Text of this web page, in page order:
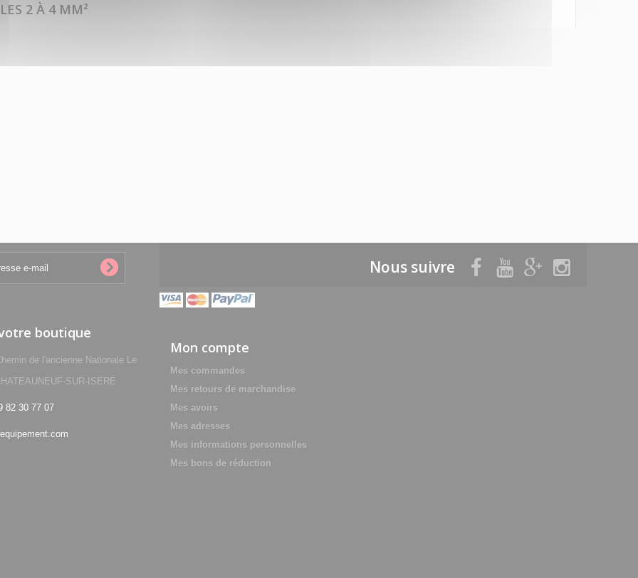
2 À 4 MM²
Nous suivre
boutique
de l'ancienne Nationale Le
SUR-ISERE
82 30 77 07
Mon compte
Mes commandes
Mes retours de marchandise
Mes avoirs
Mes adresses
Mes informations personnelles
Mes bons de réduction